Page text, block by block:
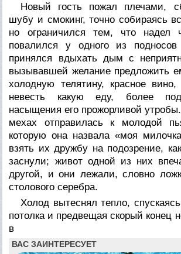
Новый гость пожал плечами,
шубу и смокинг, точно собираясь
но ограничился тем, что надел
повалился у одного из
принялся вдыхать дым с
вызывавшей желание предложить
холодную телятину, красное
невесть какую еду, более
насыщения его прожорливой
мехах отправилась к молодой
которую она назвала «моя
взять их дружбу на подозрение,
заснули; живот одной из них
другой, и они лежали, словно
столового серебра.
Холод вытеснял тепло,
потолка и предвещая скорый конец
в